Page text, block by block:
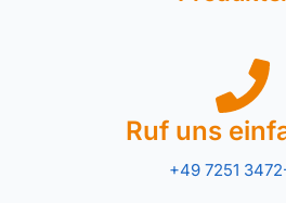
Ruf uns
+49 7251